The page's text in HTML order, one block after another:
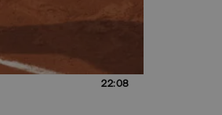
22:08